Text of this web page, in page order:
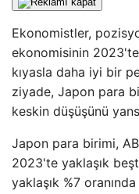
Ekonomistler,
ekonomisinin
kıyasla daha iyi bir
ziyade, Japon para
keskin düşüşünü
Japon para birimi,
2023'te yaklaşık
yaklaşık %7